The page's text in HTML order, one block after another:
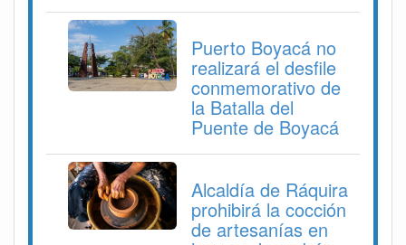
Puerto Boyacá no
realizará el desfile
conmemorativo de
la Batalla del
Puente de Boyacá
Alcaldía de Ráquira
prohibirá la cocción
de artesanías en